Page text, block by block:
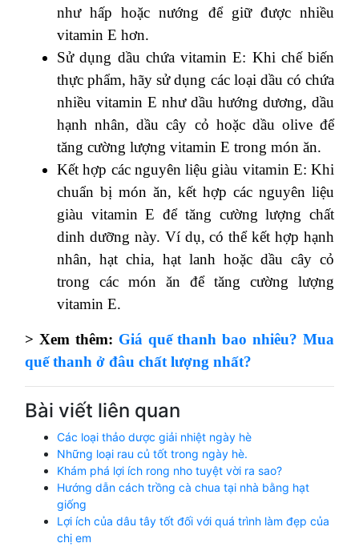
như hấp hoặc nướng để giữ được nhiều
vitamin E hơn.
Sử dụng dầu chứa vitamin E: Khi chế biến
thực phẩm, hãy sử dụng các loại dầu có chứa
nhiều vitamin E như dầu hướng dương, dầu
hạnh nhân, dầu cây cỏ hoặc dầu olive để
tăng cường lượng vitamin E trong món ăn.
Kết hợp các nguyên liệu giàu vitamin E: Khi
chuẩn bị món ăn, kết hợp các nguyên liệu
giàu vitamin E để tăng cường lượng chất
dinh dưỡng này. Ví dụ, có thể kết hợp hạnh
nhân, hạt chia, hạt lanh hoặc dầu cây cỏ
trong các món ăn để tăng cường lượng
vitamin E.
> Xem thêm: Giá quế thanh bao nhiêu? Mua
quế thanh ở đâu chất lượng nhất?
Bài viết liên quan
Các loại thảo dược giải nhiệt ngày hè
Những loại rau củ tốt trong ngày hè.
Khám phá lợi ích rong nho tuyệt vời ra sao?
Hướng dẫn cách trồng cà chua tại nhà bằng hạt
giống
Lợi ích của dâu tây tốt đối với quá trình làm đẹp của
chị em